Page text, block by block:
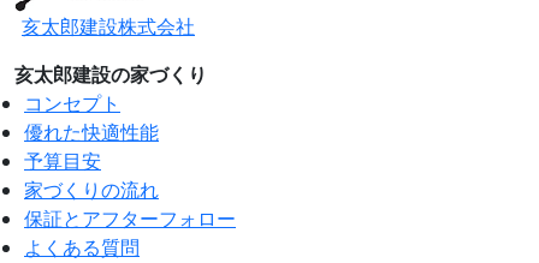
亥太郎建設株式会社
亥太郎建設の家づくり
コンセプト
優れた快適性能
予算目安
家づくりの流れ
保証とアフターフォロー
よくある質問